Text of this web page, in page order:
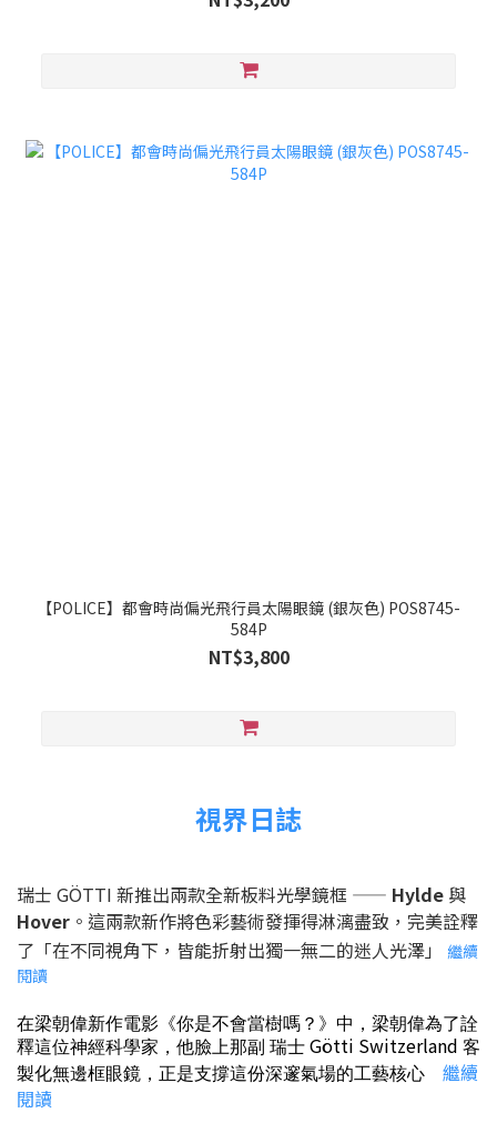
【POLICE】都會時尚偏光飛行員太陽眼鏡 (銀灰色) POS8745-
584P
NT$3,800
視界日誌
瑞士 GÖTTI 新推出兩款全新板料光學鏡框 —— Hylde 與
Hover 。這兩款新作將色彩藝術發揮得淋漓盡致，完美詮釋
了「在不同視角下，皆能折射出獨一無二的迷人光澤」
繼續
閱讀
在梁朝偉新作電影《你是不會當樹嗎？》中，梁朝偉為了詮
釋這位神經科學家，他臉上那副 瑞士 Götti Switzerland 客
製化無邊框眼鏡，正是支撐這份深邃氣場的工藝核心 繼續
閱讀